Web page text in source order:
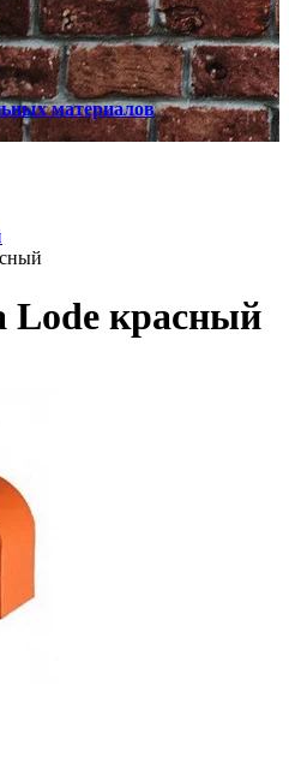
материалов
Lode красный